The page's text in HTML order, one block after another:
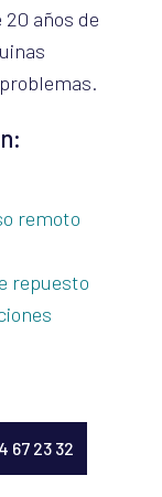
años de
remoto
repuesto
67 23 32